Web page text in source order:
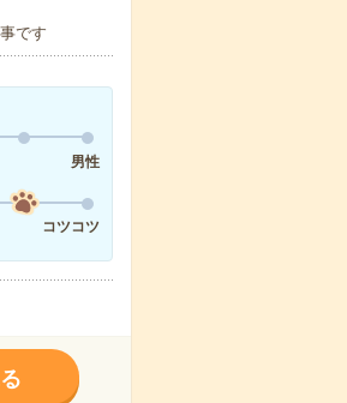
です
男性
コツコツ